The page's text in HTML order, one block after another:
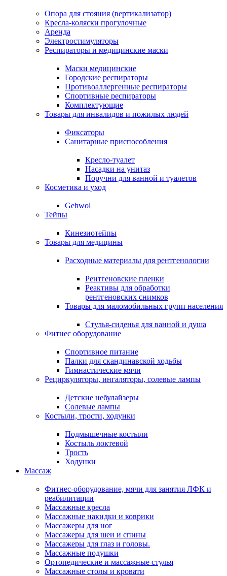
Опора для стояния (вертикализатор)
Кресла-коляски прогулочные
Аренда
Электростимуляторы
Респираторы и медицинские маски
Маски медицинские
Городские респираторы
Противоаллергенные респираторы
Спортивные респираторы
Комплектующие
Товары для инвалидов и пожилых людей
Фиксаторы
Санитарные приспособления
Кресло-туалет
Насадки на унитаз
Поручни для ванной и туалетов
Косметика и уход
Gehwol
Тейпы
Кинезиотейпы
Товары для медицины
Расходные материалы для рентгенологии
Рентгеновские пленки
Реактивы для обработки
рентгеновских снимков
Товары для маломобильных групп населения
Стулья-сиденья для ванной и душа
Фитнес оборудование
Спортивное питание
Палки для скандинавской ходьбы
Гимнастические мячи
Рециркуляторы, ингаляторы, солевые лампы
Детские небулайзеры
Солевые лампы
Костыли, трости, ходунки
Подмышечные костыли
Костыль локтевой
Трость
Ходунки
Массаж
Фитнес-оборудование, мячи для занятия ЛФК и
реабилитации
Массажные кресла
Массажные накидки и коврики
Массажеры для ног
Массажеры для шеи и спины
Массажеры для глаз и головы.
Массажные подушки
Ортопедические и массажные стулья
Массажные столы и кровати